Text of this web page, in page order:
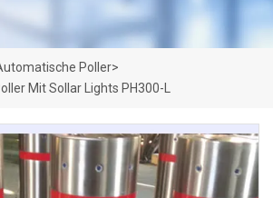
Poller>
Mit Sollar Lights PH300-L